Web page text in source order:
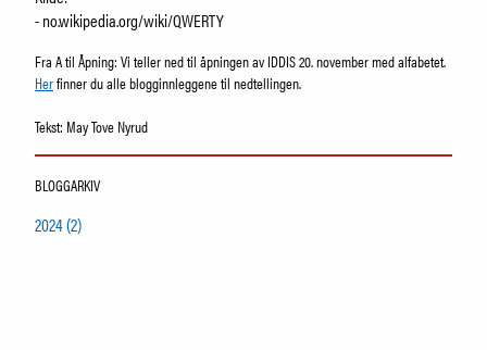
- no.wikipedia.org/wiki/QWERTY
Fra A til Åpning: Vi teller ned til åpningen av IDDIS 20. november med alfabetet.
Herfinner du alle blogginnleggene til nedtellingen.
Tekst: May Tove Nyrud
BLOGGARKIV
2024 (2)